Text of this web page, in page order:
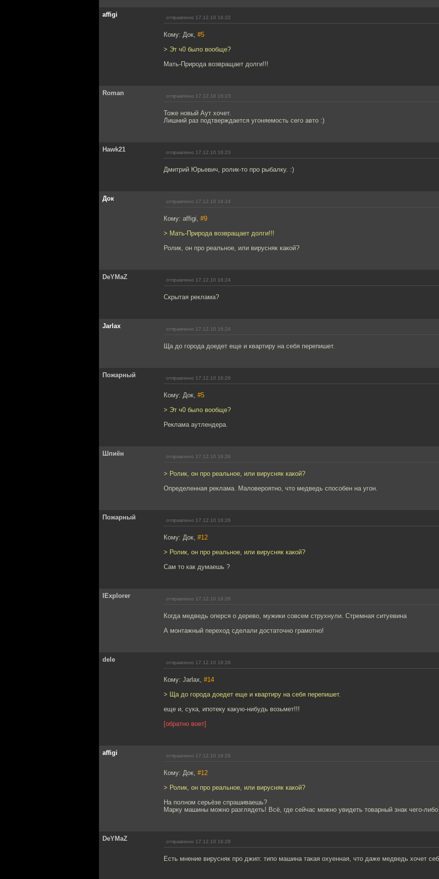
affigi отправлено 17.12.10 16:22
Кому: Док, #5
> Эт ч0 было вообще?
Мать-Природа возвращает долги!!!
Roman отправлено 17.12.10 16:23
Тоже новый Аут хочет.
Лишний раз подтверждается угоняемость сего авто :)
Hawk21 отправлено 17.12.10 16:23
Дмитрий Юрьевич, ролик-то про рыбалку. :)
Док отправлено 17.12.10 16:24
Кому: affigi, #9
> Мать-Природа возвращает долги!!!
Ролик, он про реальное, или вирусняк какой?
DeYMaZ отправлено 17.12.10 16:24
Скрытая реклама?
Jarlax отправлено 17.12.10 16:24
Ща до города доедет еще и квартиру на себя перепишет.
Пожарный отправлено 17.12.10 16:26
Кому: Док, #5
> Эт ч0 было вообще?
Реклама аутлендера.
Шпиён отправлено 17.12.10 16:26
> Ролик, он про реальное, или вирусняк какой?
Определенная реклама. Маловероятно, что медведь способен на угон.
Пожарный отправлено 17.12.10 16:26
Кому: Док, #12
> Ролик, он про реальное, или вирусняк какой?
Сам то как думаешь ?
IExplorer отправлено 17.12.10 16:26
Когда медведь оперся о дерево, мужики совсем струхнули. Стремная ситуевина
А монтажный переход сделали достаточно грамотно!
dele отправлено 17.12.10 16:26
Кому: Jarlax, #14
> Ща до города доедет еще и квартиру на себя перепишет.
еще и, сука, ипотеку какую-нибудь возьмет!!!
[обратно воет]
affigi отправлено 17.12.10 16:26
Кому: Док, #12
> Ролик, он про реальное, или вирусняк какой?
На полном серьёзе спрашиваешь?
Марку машины можно разглядеть! Всё, где сейчас можно увидеть товарный знак чего-
DeYMaZ отправлено 17.12.10 16:28
Есть мнение вирусняк про джип: типо машина такая охуенная, что даже медведь хочет